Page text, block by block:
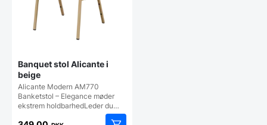
Banquet stol Alicante i
beige
Alicante Modern AM770
Banketstol – Elegance møder
ekstrem holdbarhedLeder du…